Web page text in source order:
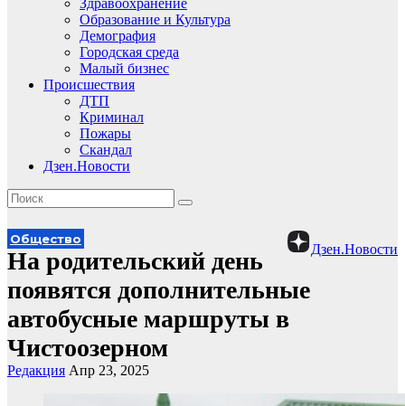
Здравоохранение
Образование и Культура
Демография
Городская среда
Малый бизнес
Происшествия
ДТП
Криминал
Пожары
Скандал
Дзен.Новости
Дзен.Новости
Общество
На родительский день
появятся дополнительные
автобусные маршруты в
Чистоозерном
Редакция Апр 23, 2025